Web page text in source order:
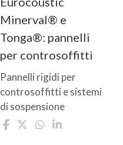
Minerval® e
Tonga®: pannelli
per controsoffitti
Pannelli rigidi per
controsoffitti e sistemi
di sospensione